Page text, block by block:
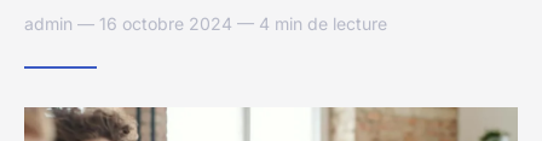
admin — 16 octobre 2024 — 4 min de lecture